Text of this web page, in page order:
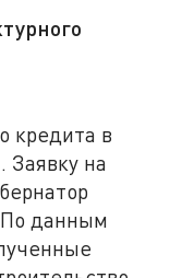
кредита в
Заявку на
По данным